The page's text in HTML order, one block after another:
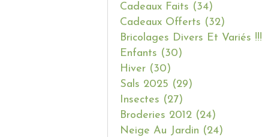
Cadeaux Faits (34)
Cadeaux Offerts (32)
Bricolages Divers Et Variés !!!
Enfants (30)
Hiver (30)
Sals 2025 (29)
Insectes (27)
Broderies 2012 (24)
Neige Au Jardin (24)